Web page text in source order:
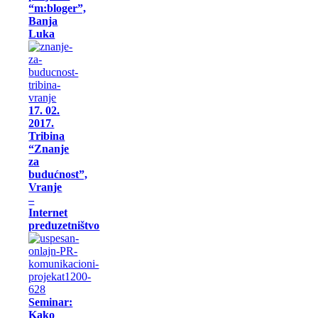
“m:bloger”,
Banja
Luka
17. 02.
2017.
Tribina
“Znanje
za
budućnost”,
Vranje
–
Internet
preduzetništvo
Seminar:
Kako